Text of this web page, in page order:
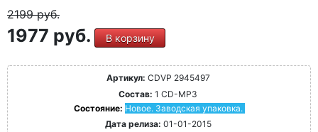
2199руб.
1977 руб. В корзину
Артикул: CDVP 2945497
Состав: 1 CD-MP3
Состояние: Новое. Заводская упаковка.
Дата релиза: 01-01-2015